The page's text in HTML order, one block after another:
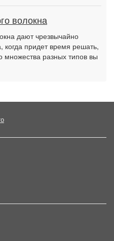
волокна
дают чрезвычайно
придет время решать,
множества разных типов вы